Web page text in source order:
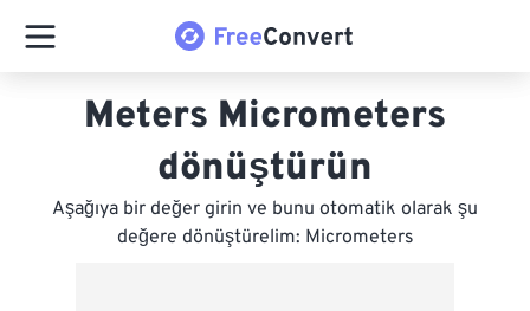
Meters Micrometers
dönüştürün
Aşağıya bir değer girin ve bunu otomatik olarak şu
değere dönüştürelim: Micrometers